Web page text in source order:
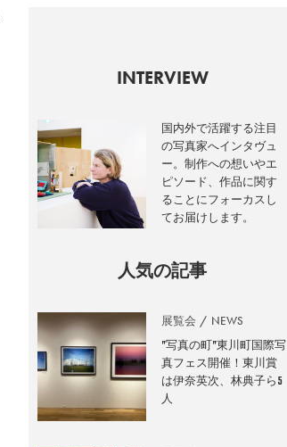
INTERVIEW
国内外で活躍する注目
の写真家へインタヴュ
ー。制作への想いやエ
ピソード、作品に関す
ることにフォーカスし
てお届けします。
人気の記事
展覧会 NEWS
”写真の町”東川町国際写
真フェス開催！東川賞
は伊奈英次、林典子ら5
人